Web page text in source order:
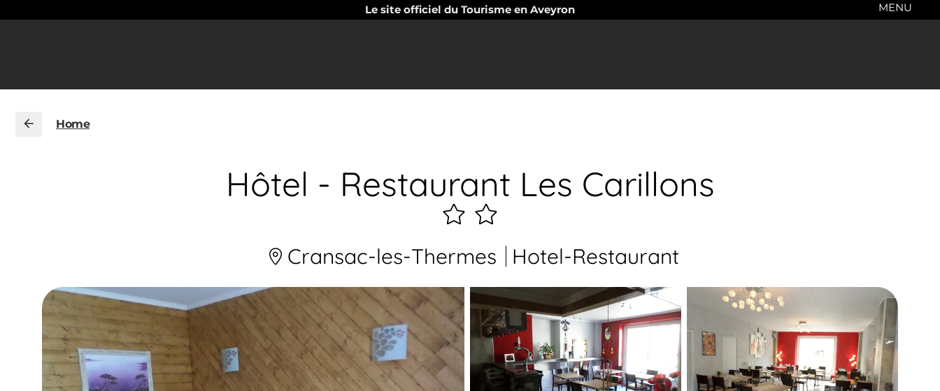
Le site officiel du Tourisme en Aveyron MENU
Home
Hôtel - Restaurant Les Carillons
2
étoiles
Cransac-les-Thermes Hotel-Restaurant